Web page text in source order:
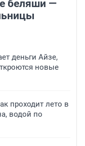
беляши —
деньги Айзе,
новые
проходит лето в
водой по